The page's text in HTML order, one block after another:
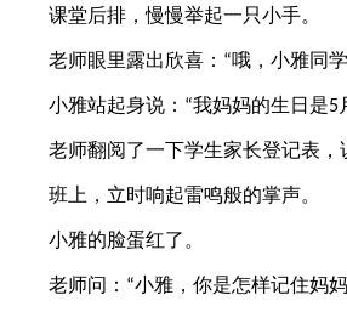
课堂后排，慢慢举起一只小手。
老师眼里露出欣喜： “哦，小雅同
小雅站起身说： “我妈妈的生日是5
老师翻阅了一下学生家长登记表，
班上，立时响起雷鸣般的掌声。
小雅的脸蛋红了。
老师问： “小雅，你是怎样记住妈